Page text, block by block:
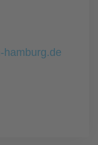
hamburg.de